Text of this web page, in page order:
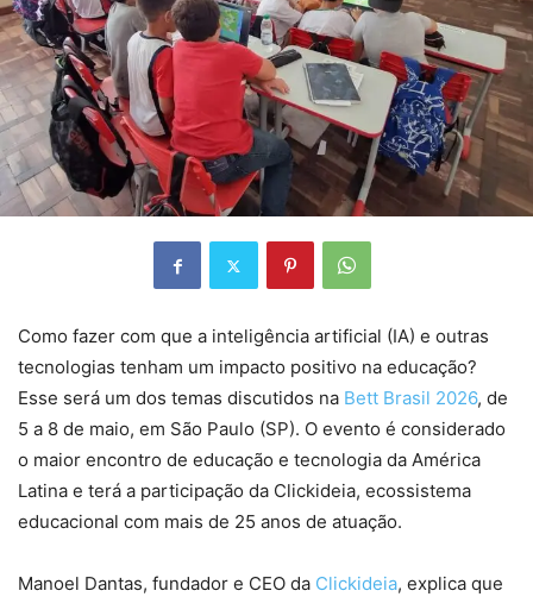
Como fazer com que a inteligência artificial (IA) e outras
tecnologias tenham um impacto positivo na educação?
Esse será um dos temas discutidos na Bett Brasil 2026, de
5 a 8 de maio, em São Paulo (SP). O evento é considerado
o maior encontro de educação e tecnologia da América
Latina e terá a participação da Clickideia, ecossistema
educacional com mais de 25 anos de atuação.
Manoel Dantas, fundador e CEO da Clickideia, explica que